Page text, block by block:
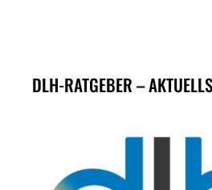
DLH-RATGEBER –